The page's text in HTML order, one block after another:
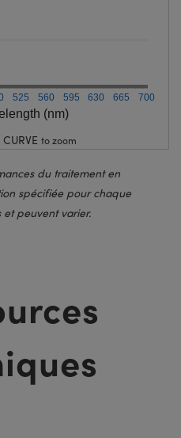
(nm)
525 560 595 630 665 700
CURVE to zoom
du traitement en
spécifiée pour chaque
peuvent varier.